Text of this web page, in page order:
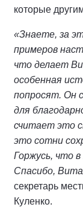
которые
«Знаете, за
примеров
что делает
особенная
попросят. Он
для
считает это
это сотни
Горжусь, что
Спасибо,
секретарь
Куленко.